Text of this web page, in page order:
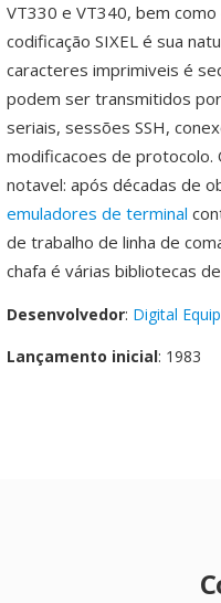
VT330 e VT340, bem
codificação SIXEL é sua
caracteres imprimiveis é
podem ser transmitidos
seriais, sessões SSH,
modificacoes de
notavel: após décadas de
emuladores de terminal
de trabalho de linha de
chafa é várias bibliotecas
Desenvolvedor: Digital
Lançamento inicial: 1983